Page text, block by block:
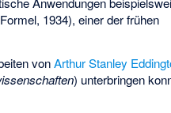
, 1934), einer der frühen
vonArthur Stanley
) unterbringen